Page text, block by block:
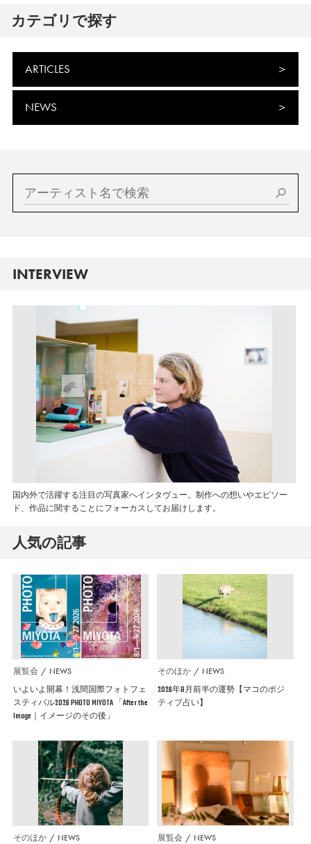
カテゴリで探す
ARTICLES
NEWS
INTERVIEW
国内外で活躍する注目の写真家へインタヴュー。制作への想いやエピソー
ド、作品に関することにフォーカスしてお届けします。
人気の記事
展覧会 NEWS
いよいよ開幕！浅間国際フォトフェ
スティバル2026 PHOTO MIYOTA 「After the
Image｜イメージのその後」
そのほか NEWS
2026年8月前半の運勢【マコのポジ
ティブ占い】
そのほか NEWS 展覧会 NEWS